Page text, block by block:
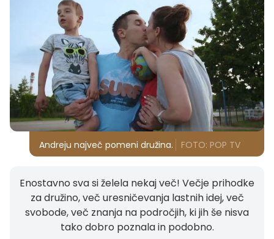
Andreju največ pomeni družina. FOTO: POP TV
Enostavno sva si želela nekaj več! Večje prihodke
za družino, več uresničevanja lastnih idej, več
svobode, več znanja na področjih, ki jih še nisva
tako dobro poznala in podobno.